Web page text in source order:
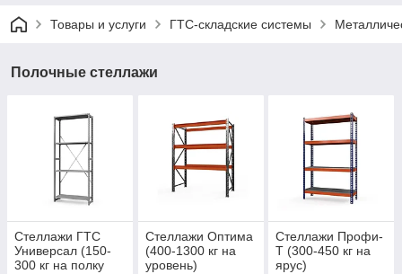
Товары и услуги ГТС-складские системы
Полочные стеллажи
Стеллажи ГТС
Универсал (150-
300 кг на полку
Стеллажи Оптима
(400-1300 кг на
уровень)
Стеллажи Профи-
Т (300-450 кг на
ярус)